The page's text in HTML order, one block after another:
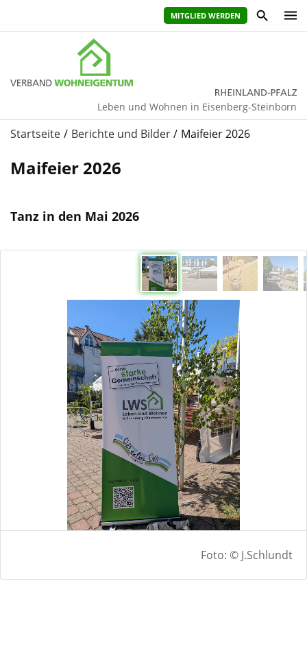
MITGLIED WERDEN
Leben und Wohnen in Eisenberg-Steinborn
Startseite Berichte und Bilder Maifeier 2026
Maifeier 2026
Tanz in den Mai 2026
Foto: © J.Schlundt